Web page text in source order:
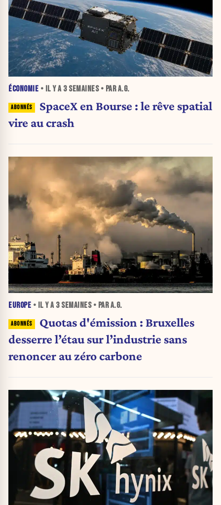
ÉCONOMIE • IL Y A 3 SEMAINES• PAR A.G.
SpaceX en Bourse : le rêve spatial
vire au crash
EUROPE • IL Y A 3 SEMAINES• PAR A.G.
Quotas d'émission : Bruxelles
desserre l’étau sur l’industrie sans
renoncer au zéro carbone